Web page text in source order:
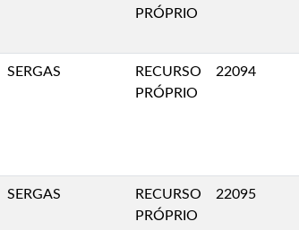
PRÓPRIO
SERGAS
RECURSO
PRÓPRIO
22094
SERGAS
RECURSO
PRÓPRIO
22095